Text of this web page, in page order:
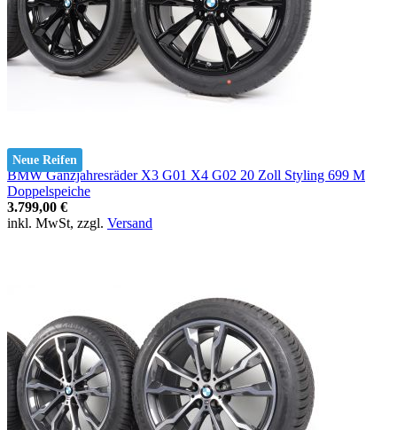
Neue Reifen
BMW Ganzjahresräder X3 G01 X4 G02 20 Zoll Styling 699 M
Doppelspeiche
3.799,00 €
inkl. MwSt, zzgl. Versand